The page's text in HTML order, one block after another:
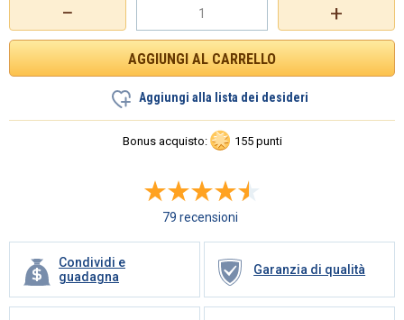
+
−
Aggiungi alla lista dei desideri
Bonus acquisto: 155 punti
79 recensioni
Condividi e
guadagna
Garanzia di qualità